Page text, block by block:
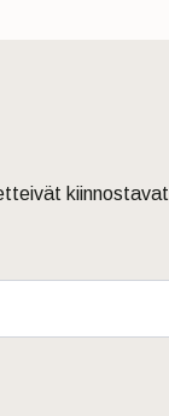
kiinnostavat